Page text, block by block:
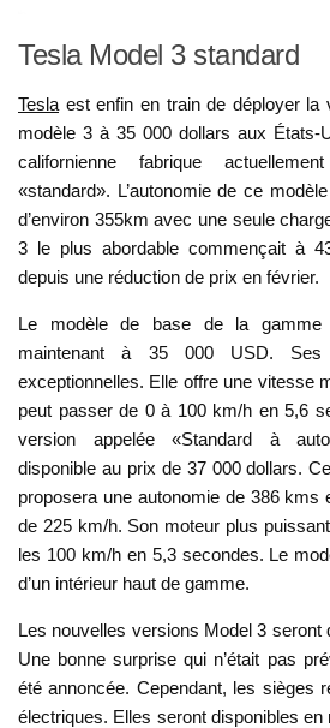
Tesla Model 3 standard
Tesla est enfin en train de déployer la
modèle 3 à 35 000 dollars aux États-
californienne fabrique
«standard». L’autonomie de ce
d’environ 355km avec une seule
3 le plus abordable commençait à
depuis une réduction de prix en février.
Le modèle de base de la gamme
maintenant à 35 000 USD. Ses
exceptionnelles. Elle offre une vitesse
peut passer de 0 à 100 km/h en 5,6
version appelée «Standard à
disponible au prix de 37 000 dollars.
proposera une autonomie de 386 kms
de 225 km/h. Son moteur plus
les 100 km/h en 5,3 secondes. Le
d’un intérieur haut de gamme.
Les nouvelles versions Model 3 seront
Une bonne surprise qui n’était pas
été annoncée. Cependant, les sièges
électriques. Elles seront disponibles en